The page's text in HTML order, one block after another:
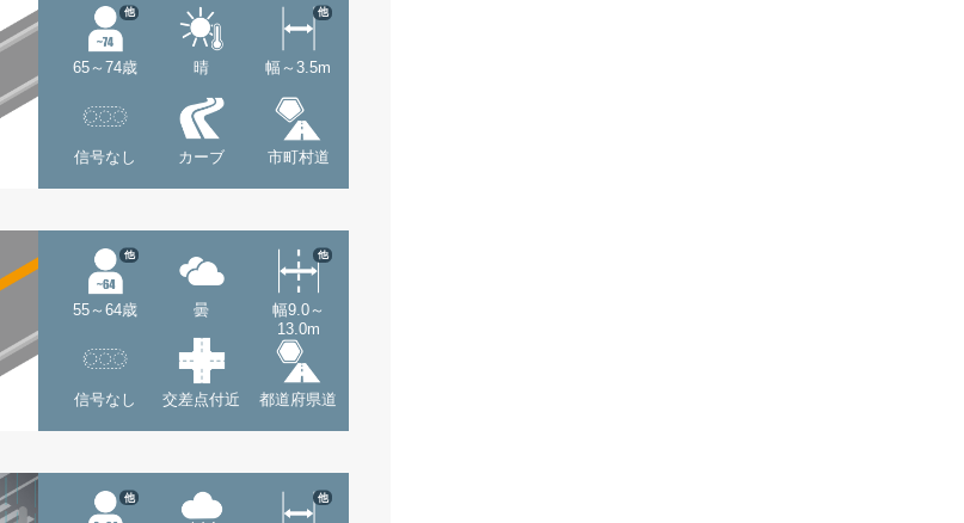
65～74歳
他
晴 幅～3.5m
他
信号なし カーブ 市町村道
55～64歳
他
曇
幅9.0～
13.0m
他
信号なし 交差点付近 都道府県道
他 他